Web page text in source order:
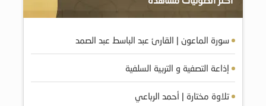
سورة الماعون | القارئ عبد الباسط عبد الصمد
إذاعة التصفية و التربية السلفية
تلاوة مختارة | أحمد الرباعي